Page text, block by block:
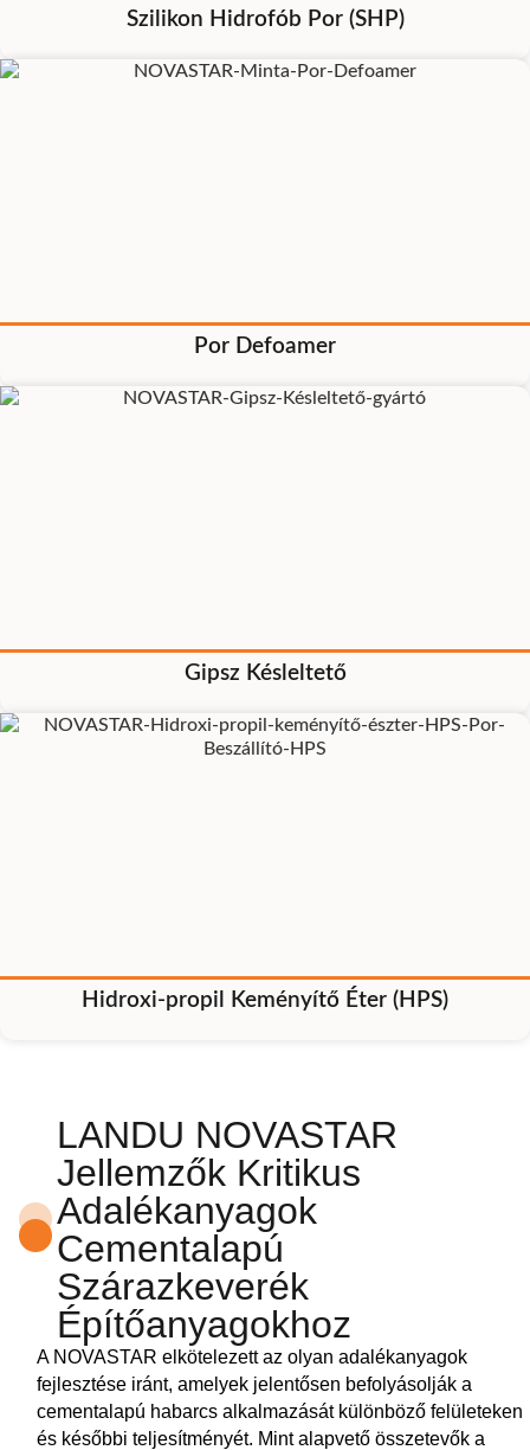
Szilikon Hidrofób Por (SHP)
Por Defoamer
Gipsz Késleltető
Hidroxi-propil Keményítő Éter (HPS)
LANDU NOVASTAR
Jellemzők Kritikus
Adalékanyagok
Cementalapú
Szárazkeverék
Építőanyagokhoz
A NOVASTAR elkötelezett az olyan adalékanyagok
fejlesztése iránt, amelyek jelentősen befolyásolják a
cementalapú habarcs alkalmazását különböző felületeken
és későbbi teljesítményét. Mint alapvető összetevők a